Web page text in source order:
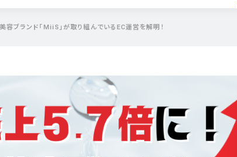
ブランド「MiiS」が取り組んでいるEC運営を解明！